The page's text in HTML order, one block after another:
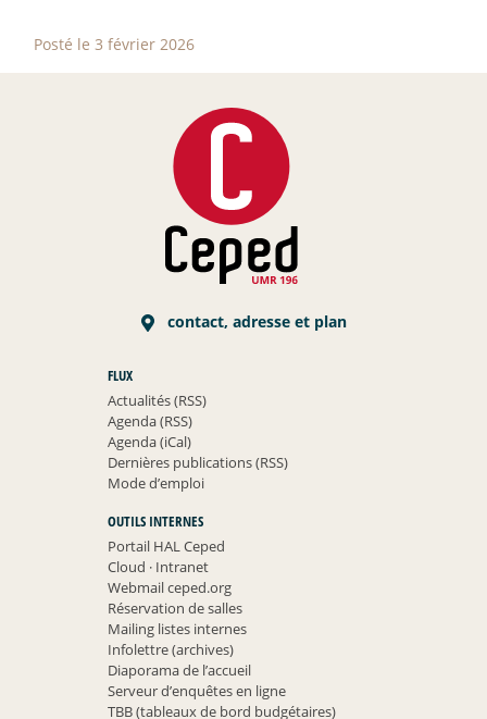
Posté le 3 février 2026
contact, adresse et plan
FLUX
Actualités (RSS)
Agenda (RSS)
Agenda (iCal)
Dernières publications (RSS)
Mode d’emploi
OUTILS INTERNES
Portail HAL Ceped
Cloud ·Intranet
Webmail ceped.org
Réservation de salles
Mailing listes internes
Infolettre (archives)
Diaporama de l’accueil
Serveur d’enquêtes en ligne
TBB (tableaux de bord budgétaires)